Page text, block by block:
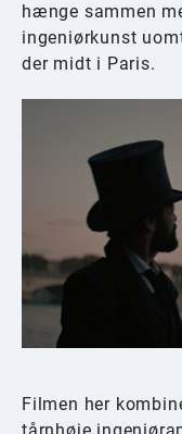
hænge sammen
ingeniørkunst
der midt i Paris.
Filmen her